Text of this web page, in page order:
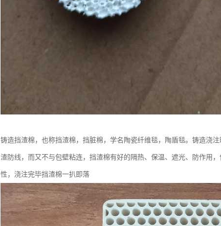
铸造挡渣棉，也称挡渣棉，挡脏棉，学名陶瓷纤维毯，陶盾毯。铸造浇
渣防线，而又不与包壁粘连，挡渣棉有好的隔热、保温、遮光、防作用
性，浇注完毕挡渣棉一扒即落